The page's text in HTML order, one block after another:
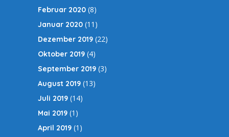
Februar 2020 (8)
Januar 2020 (11)
Dezember 2019 (22)
Oktober 2019 (4)
September 2019 (3)
August 2019 (13)
Juli 2019 (14)
Mai 2019 (1)
April 2019 (1)